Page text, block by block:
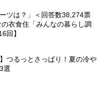
ツは？」＜回答数38,274票
衣食住「みんなの暮らし調
回】
つるっとさっぱり！夏の冷や
選